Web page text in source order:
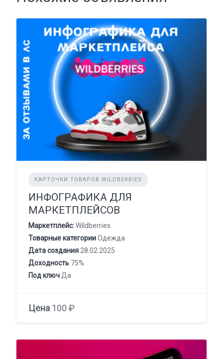
КАРТОЧКИ ТОВАРОВ WILDBERRIES
ИНФОГРАФИКА ДЛЯ
МАРКЕТПЛЕЙСОВ
Маркетплейс:Wildberries
Товарные категорииОдежда
Дата создания 28.02.2025
Доходность 75%
Под ключ Да
Цена 100 ₽